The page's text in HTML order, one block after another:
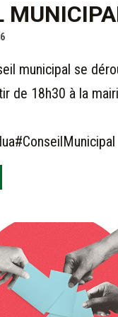
municipal se
de 18h30 à la